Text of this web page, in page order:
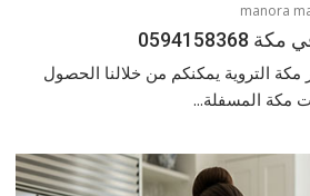
مكة التروية يمكنكم من خلالنا الحصول
مكة المسفلة...